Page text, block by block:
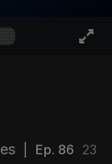
Ep. 86 23